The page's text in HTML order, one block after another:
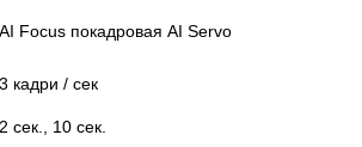
AI Focus покадровая AI Servo
3 кадри / сек
2 сек., 10 сек.